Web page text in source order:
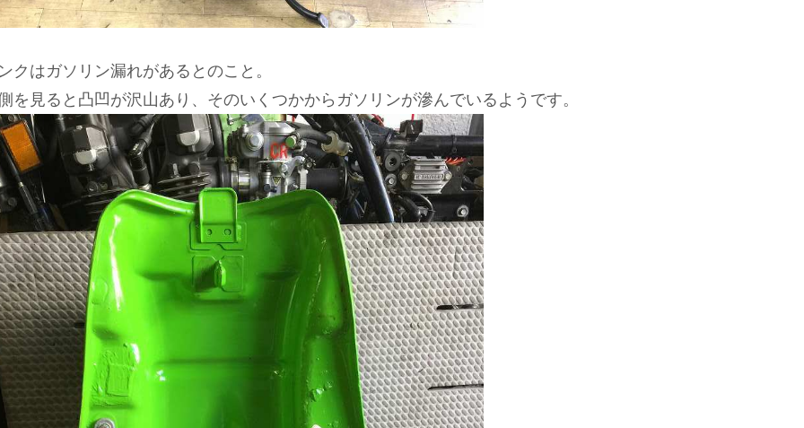
クはガソリン漏れがあるとのこと。
を見ると凸凹が沢山あり、そのいくつかからガソリンが滲んでいるようです。